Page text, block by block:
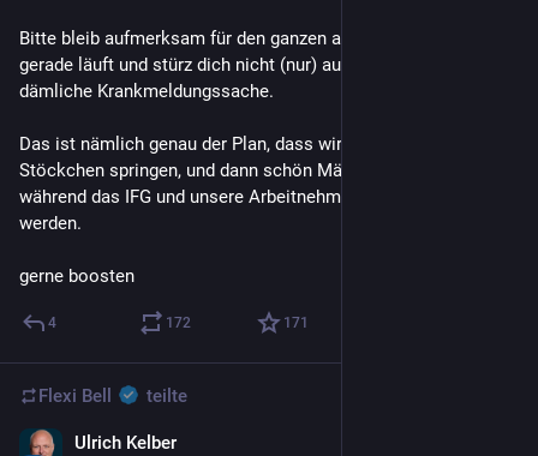
Bitte bleib aufmerksam für den ganzen anderen Scheiß, der
gerade läuft und stürz dich nicht (nur) auf die offensichtlich
dämliche Krankmeldungssache.
Das ist nämlich genau der Plan, dass wir über dieses
Stöckchen springen, und dann schön Männchen machen,
während das IFG und unsere Arbeitnehmerrechte zerhackt
werden.
gerne boosten
4 172 171
Flexi Bell teilte
Ulrich Kelber